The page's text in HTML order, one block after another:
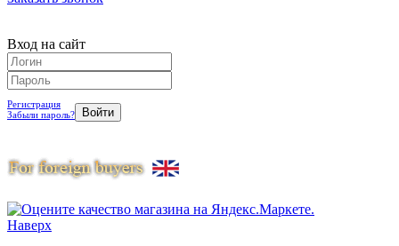
Вход на сайт
Регистрация
Забыли пароль?
Наверх